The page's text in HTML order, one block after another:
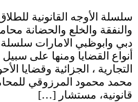
والنفقة والخلع والحضانة
أنواع القضايا ومنها على سبيل
التجارية ، الجزائية وقضايا
محمد محمود المرزوقي
قانونية، مستشار […]